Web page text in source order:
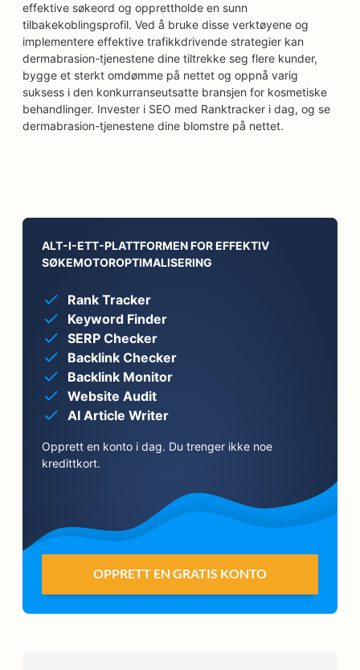
effektive søkeord og opprettholde en sunn
tilbakekoblingsprofil. Ved å bruke disse verktøyene og
implementere effektive trafikkdrivende strategier kan
dermabrasion-tjenestene dine tiltrekke seg flere kunder,
bygge et sterkt omdømme på nettet og oppnå varig
suksess i den konkurranseutsatte bransjen for kosmetiske
behandlinger. Invester i SEO med Ranktracker i dag, og se
dermabrasion-tjenestene dine blomstre på nettet.
ALT-I-ETT-PLATTFORMEN FOR EFFEKTIV
SØKEMOTOROPTIMALISERING
Rank Tracker
Keyword Finder
SERP Checker
Backlink Checker
Backlink Monitor
Website Audit
AI Article Writer
Opprett en konto i dag. Du trenger ikke noe
kredittkort.
OPPRETT EN GRATIS KONTO